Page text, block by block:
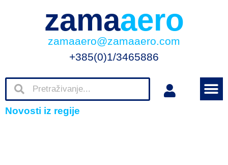
zamaaero
zamaaero@zamaaero.com
+385(0)1/3465886
Novosti iz regije